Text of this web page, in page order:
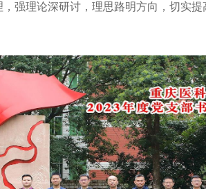
强理论深研讨，理思路明方向，切实